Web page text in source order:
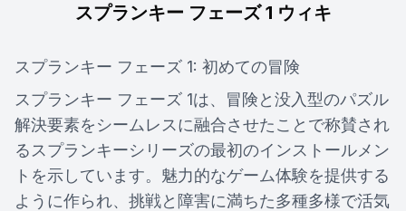
スプランキー フェーズ 1 ウィキ
スプランキー フェーズ 1: 初めての冒険
スプランキー フェーズ 1は、冒険と没入型のパズル
解決要素をシームレスに融合させたことで称賛され
るスプランキーシリーズの最初のインストールメン
トを示しています。魅力的なゲーム体験を提供する
ように作られ、挑戦と障害に満ちた多種多様で活気